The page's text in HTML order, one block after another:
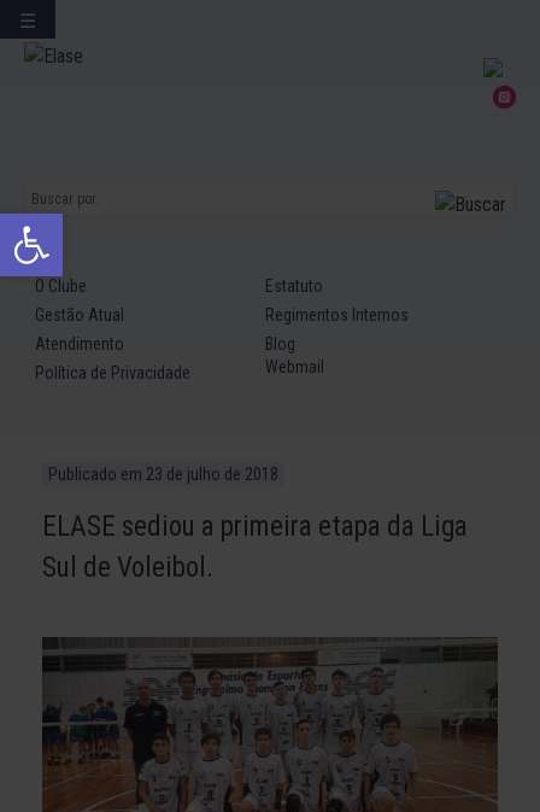
Abrir a barra de ferramentas
Ir
O Clube
Estatuto
Gestão Atual
Regimentos Internos
Atendimento
Blog
Política de Privacidade
Webmail
Publicado em 23 de julho de 2018
ELASE sediou a primeira etapa da Liga
Sul de Voleibol.
☰